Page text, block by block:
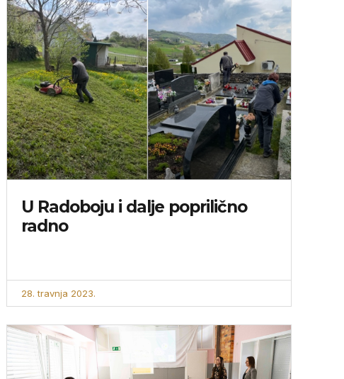
U Radoboju i dalje poprilično
radno
28. travnja 2023.